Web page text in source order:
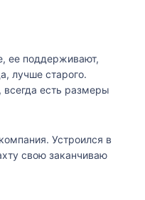
ее поддерживают,
лучше старого.
есть размеры
Устроился в
свою заканчиваю